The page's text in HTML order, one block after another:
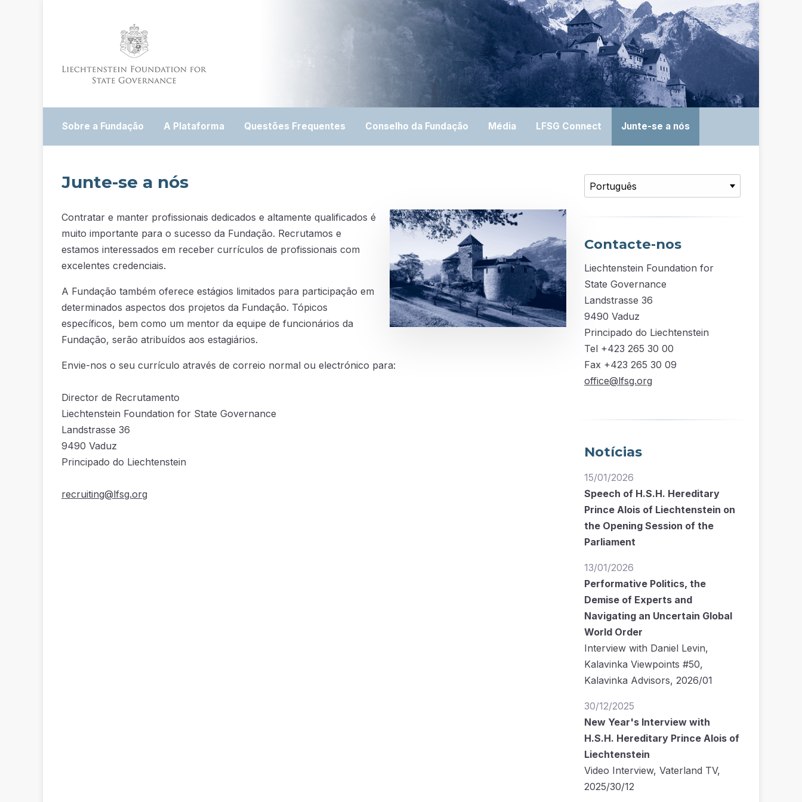
Sobre a Fundação A Plataforma Questões Frequentes Conselho da Fundação Média LFSG Connect Junte-se a nós
Junte-se a nós
Contratar e manter profissionais dedicados e altamente qualificados é
muito importante para o sucesso da Fundação. Recrutamos e
estamos interessados em receber currículos de profissionais com
excelentes credenciais.
A Fundação também oferece estágios limitados para participação em
determinados aspectos dos projetos da Fundação. Tópicos
específicos, bem como um mentor da equipe de funcionários da
Fundação, serão atribuídos aos estagiários.
Envie-nos o seu currículo através de correio normal ou electrónico para:
Director de Recrutamento
Liechtenstein Foundation for State Governance
Landstrasse 36
9490 Vaduz
Principado do Liechtenstein
recruiting@lfsg.org
Contacte-nos
Liechtenstein Foundation for
State Governance
Landstrasse 36
9490 Vaduz
Principado do Liechtenstein
Tel +423 265 30 00
Fax +423 265 30 09
office@lfsg.org
Notícias
15/01/2026
Speech of H.S.H. Hereditary
Prince Alois of Liechtenstein on
the Opening Session of the
Parliament
13/01/2026
Performative Politics, the
Demise of Experts and
Navigating an Uncertain Global
World Order
Interview with Daniel Levin,
Kalavinka Viewpoints #50,
Kalavinka Advisors, 2026/01
30/12/2025
New Year's Interview with
H.S.H. Hereditary Prince Alois of
Liechtenstein
Video Interview, Vaterland TV,
2025/30/12